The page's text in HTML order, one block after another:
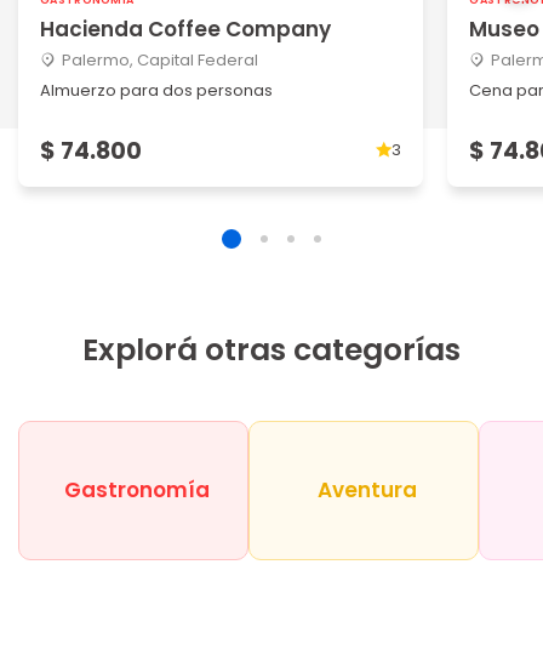
Hacienda Coffee Company
Palermo, Capital Federal
Almuerzo para dos personas
$ 74.800 3
Cena
$
Explorá otras categorías
Gastronomía Aventura